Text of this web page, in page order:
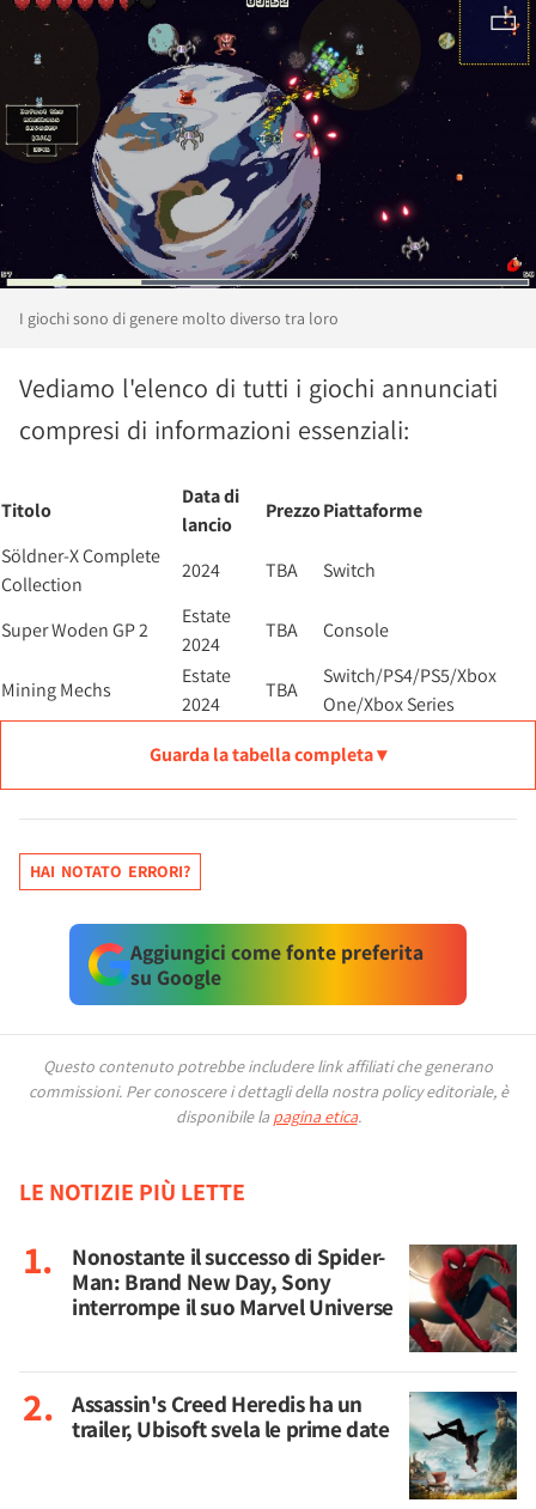
I giochi sono di genere molto diverso tra loro
Vediamo l'elenco di tutti i giochi annunciati
compresi di informazioni essenziali:
Titolo
Data di
lancio
PrezzoPiattaforme
Söldner-X Complete
Collection
2024 TBA Switch
Super Woden GP 2
Estate
2024
TBA Console
Mining Mechs
Estate
2024
TBA
Switch/PS4/PS5/Xbox
One/Xbox Series
Guarda la tabella completa ▾
HAI NOTATO ERRORI?
Aggiungici come fonte preferita
su Google
Questo contenuto potrebbe includere link affiliati che generano
commissioni. Per conoscere i dettagli della nostra policy editoriale, è
disponibile la pagina etica.
LE NOTIZIE PIÙ LETTE
Nonostante il successo di Spider-
Man: Brand New Day, Sony
interrompe il suo Marvel Universe
Assassin's Creed Heredis ha un
trailer, Ubisoft svela le prime date